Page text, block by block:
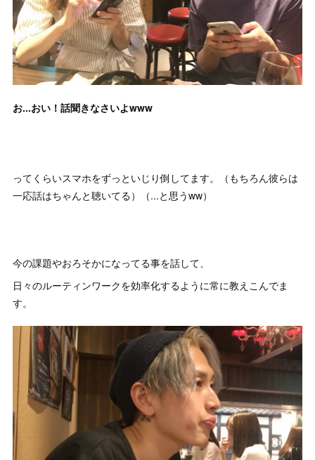
お...おい！話聞きなさいよwww
ってくらいスマホをずっといじり倒してます。（もちろん彼らは
一応話はちゃんと聴いてる）（...と思うww）
今の課題やおろそかになってる事を話して、
日々のルーティンワークを効率化するように常に教えこんでま
す。